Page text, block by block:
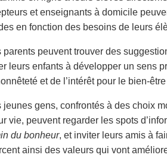
et enseignants à domicile
en fonction des besoins de leurs
parents peuvent trouver des
leurs enfants à développer un sens
et de l’intérêt pour le bien-être
jeunes gens, confrontés à des choix
vie, peuvent regarder les spots
du bonheur, et inviter leurs amis à
ainsi des valeurs qui vont